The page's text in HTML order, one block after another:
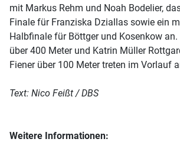
mit Markus Rehm und Noah Bodelier,
Finale für Franziska Dziallas sowie ein
Halbfinale für Böttger und Kosenkow
über 400 Meter und Katrin Müller
Fiener über 100 Meter treten im Vorlauf
Text: Nico Feißt / DBS
Weitere Informationen: